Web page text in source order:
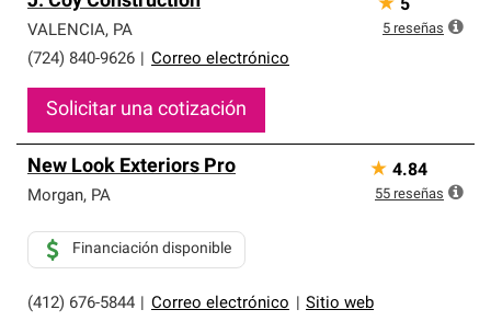
VALENCIA, PA
(724) 840-9626
Correo electrónico
Solicitar una cotización
★ 5
5 reseñas
New Look Exteriors Pro
Morgan, PA
(412) 676-5844 Correo electrónico Sitio web
Financiación disponible
★ 4.84
55 reseñas